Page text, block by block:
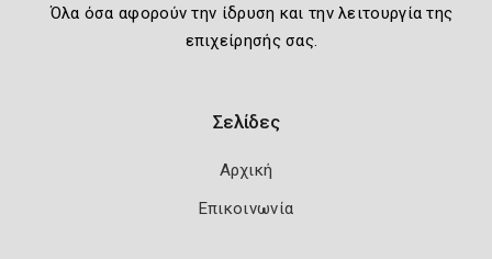
Όλα όσα αφορούν την ίδρυση και την λειτουργία της
επιχείρησής σας.
Σελίδες
Αρχική
Επικοινωνία